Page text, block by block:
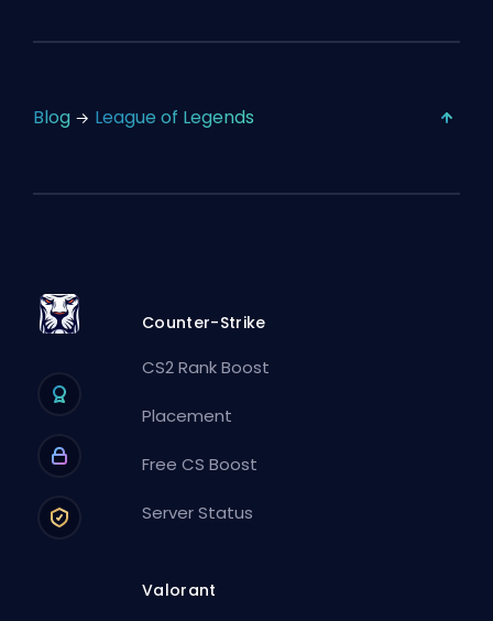
Blog League of Legends
Counter-Strike
CS2 Rank Boost
Placement
Free CS Boost
Server Status
Valorant